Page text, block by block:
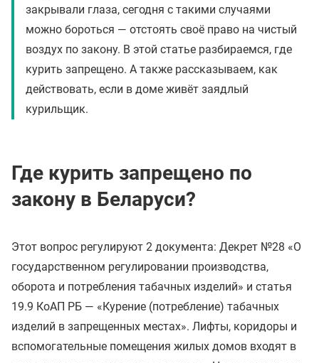
закрывали глаза, сегодня с такими случаями
можно бороться — отстоять своё право на чистый
воздух по закону. В этой статье разбираемся, где
курить запрещено. А также рассказываем, как
действовать, если в доме живёт заядлый
курильщик.
Где курить запрещено по
закону в Беларуси?
Этот вопрос регулируют 2 документа: Декрет №28 «О
государственном регулировании производства,
оборота и потребления табачных изделий» и статья
19.9 КоАП РБ — «Курение (потребление) табачных
изделий в запрещенных местах». Лифты, коридоры и
вспомогательные помещения жилых домов входят в